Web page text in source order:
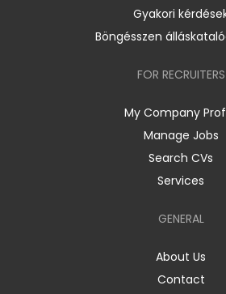
Gyakori
Böngésszen
FOR RECRUITERS
My Company
Manage Jobs
Search CVs
Services
GENERAL
About Us
Contact